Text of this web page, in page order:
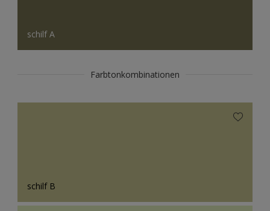
schilf A
Farbtonkombinationen
schilf B